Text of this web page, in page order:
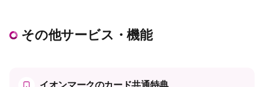
その他サービス・機能
イオンマークのカード共通特典